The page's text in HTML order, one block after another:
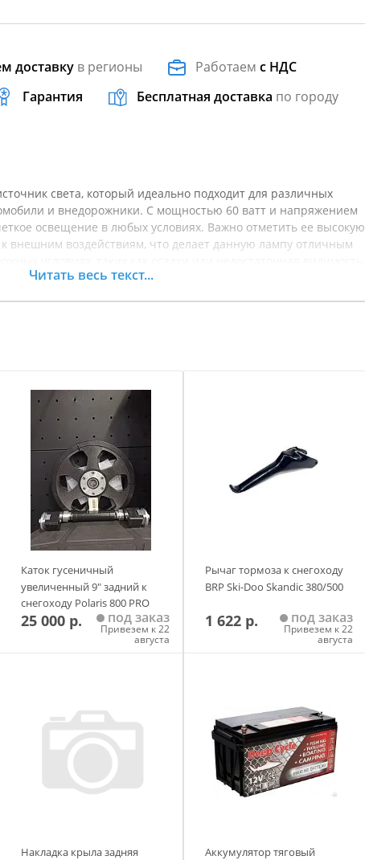
доставку в регионы Работаемс НДС
Гарантия Бесплатная доставка по городу
света, который идеально подходит для различных
и внедорожники. С мощностью 60 ватт и напряжением
освещение в любых условиях. Важно отметить ее высокую
к внешним воздействиям, что делает данную лампу отличным
на дороге и повысить безопасность во время езды в
в его совместимости с вашим транспортным средством.
Читать весь текст...
Каток гусеничный
увеличенный 9" задний к
снегоходу Polaris 800 PRO
RMK STS
25 000 р. под заказ
Привезем к 22
августа
Рычаг тормоза к снегоходу
BRP Ski-Doo Skandic 380/500
1 622 р. под заказ
Привезем к 22
августа
Накладка крыла задняя
Аккумулятор тяговый